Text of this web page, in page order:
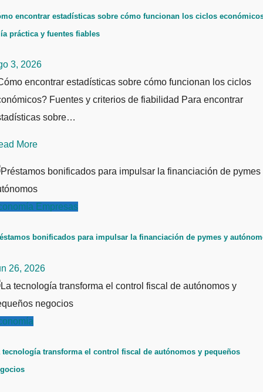
encontrar estadísticas sobre cómo funcionan los ciclos
práctica y fuentes fiables
3, 2026
encontrar estadísticas sobre cómo funcionan los ciclos
Fuentes y criterios de fiabilidad Para encontrar
sobre…
More
Empresas
bonificados para impulsar la financiación de pymes y
26, 2026
tecnología transforma el control fiscal de autónomos y pequeños